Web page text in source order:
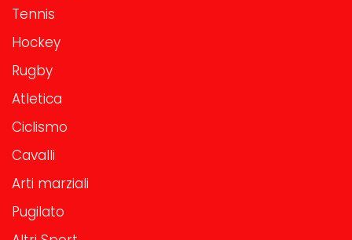
Tennis
Hockey
Rugby
Atletica
Ciclismo
Cavalli
Arti marziali
Pugilato